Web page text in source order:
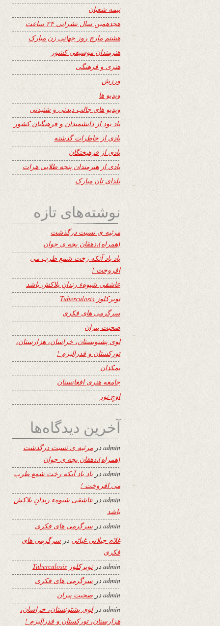
نیمه شعبان
هجدهمین سال نشراتی ۲۴ ساعت
هشتم مارچ روز جهانی زن مبارک
هنرمندان موسیقی کشور
هنری و فرهنگی
ورزش
ویدیو ها
ویدیو های جالب دیدنی و شنیدنی
یاد بود از دانشمندان و فرهنگیان کشور
یادی از خاطرات گذشته
یادی از فرهیختگان
یادی از هنرمندان پنجه طلایی هرات
یلدای تان مبارک
نوشته‌های تازه
مرثیه ی نسبت درگذشت
(همراه)،دهقان بچه ی جوان
یاد باد آنکه رخت شمع طرب می
افروخت !
عاشقی شیوهء رندانِ بلاکش باشد
توبرکلوز Tuberculosis
سرگرمی های فکری
صحبت پیران
لوی پشتونستان، خراسان، هزارستان،
تورکستان و فدرالیزم !
نمکدان
جامعه هنری افغانستان
اوجِ نور
آخرین دیدگاه‌ها
adminدر مرثیه ی نسبت درگذشت
(همراه)،دهقان بچه ی جوان
admin در یاد باد آنکه رخت شمع طرب
می افروخت !
adminدر عاشقی شیوهء رندانِ بلاکش
باشد
admin در سرگرمی های فکری
غلام جیلانی غیاثی در سرگرمی های
فکری
adminدرتوبرکلوز Tuberculosis
adminدر سرگرمی های فکری
admin در صحبت پیران
adminدرلوی پشتونستان، خراسان،
هزارستان، تورکستان و فدرالیزم !